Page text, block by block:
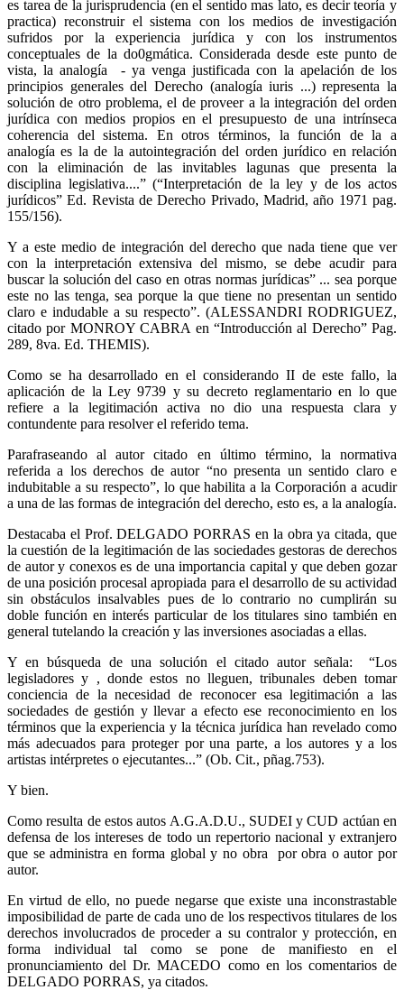
es tarea de la jurisprudencia (en el sentido mas lato, es decir teoría y
practica) reconstruir el sistema con los medios de investigación
sufridos por la experiencia jurídica y con los instrumentos
conceptuales de la do0gmática. Considerada desde este punto de
vista, la analogía - ya venga justificada con la apelación de los
principios generales del Derecho (analogía iuris ...) representa la
solución de otro problema, el de proveer a la integración del orden
jurídica con medios propios en el presupuesto de una intrínseca
coherencia del sistema. En otros términos, la función de la a
analogía es la de la autointegración del orden jurídico en relación
con la eliminación de las invitables lagunas que presenta la
disciplina legislativa....” (“Interpretación de la ley y de los actos
jurídicos” Ed. Revista de Derecho Privado, Madrid, año 1971 pag.
155/156).
Y a este medio de integración del derecho que nada tiene que ver
con la interpretación extensiva del mismo, se debe acudir para
buscar la solución del caso en otras normas jurídicas” ... sea porque
este no las tenga, sea porque la que tiene no presentan un sentido
claro e indudable a su respecto”. (ALESSANDRI RODRIGUEZ,
citado por MONROY CABRA en “Introducción al Derecho” Pag.
289, 8va. Ed. THEMIS).
Como se ha desarrollado en el considerando II de este fallo, la
aplicación de la Ley 9739 y su decreto reglamentario en lo que
refiere a la legitimación activa no dio una respuesta clara y
contundente para resolver el referido tema.
Parafraseando al autor citado en último término, la normativa
referida a los derechos de autor “no presenta un sentido claro e
indubitable a su respecto”, lo que habilita a la Corporación a acudir
a una de las formas de integración del derecho, esto es, a la analogía.
Destacaba el Prof. DELGADO PORRAS en la obra ya citada, que
la cuestión de la legitimación de las sociedades gestoras de derechos
de autor y conexos es de una importancia capital y que deben gozar
de una posición procesal apropiada para el desarrollo de su actividad
sin obstáculos insalvables pues de lo contrario no cumplirán su
doble función en interés particular de los titulares sino también en
general tutelando la creación y las inversiones asociadas a ellas.
Y en búsqueda de una solución el citado autor señala: “Los
legisladores y , donde estos no lleguen, tribunales deben tomar
conciencia de la necesidad de reconocer esa legitimación a las
sociedades de gestión y llevar a efecto ese reconocimiento en los
términos que la experiencia y la técnica jurídica han revelado como
más adecuados para proteger por una parte, a los autores y a los
artistas intérpretes o ejecutantes...” (Ob. Cit., pñag.753).
Y bien.
Como resulta de estos autos A.G.A.D.U., SUDEI y CUD actúan en
defensa de los intereses de todo un repertorio nacional y extranjero
que se administra en forma global y no obra por obra o autor por
autor.
En virtud de ello, no puede negarse que existe una inconstrastable
imposibilidad de parte de cada uno de los respectivos titulares de los
derechos involucrados de proceder a su contralor y protección, en
forma individual tal como se pone de manifiesto en el
pronunciamiento del Dr. MACEDO como en los comentarios de
DELGADO PORRAS, ya citados.